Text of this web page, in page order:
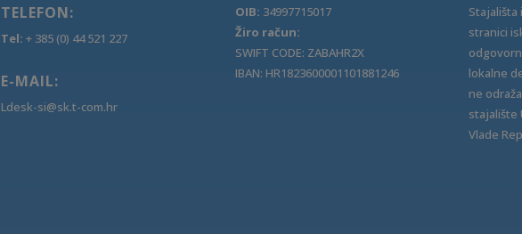
TELEFON:
Tel: + 385 (0) 44 521 227
E-MAIL:
Ldesk-si@sk.t-com.hr
OIB: 34997715017
Žiro račun:
SWIFT CODE: ZABAHR2X
IBAN: HR1823600001101881246
Stajališta
stranici
lokalne
ne
stajalište
Vlade